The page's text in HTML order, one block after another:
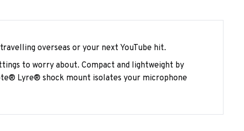
overseas or your next YouTube hit.
to worry about. Compact and lightweight by
Lyre® shock mount isolates your microphone